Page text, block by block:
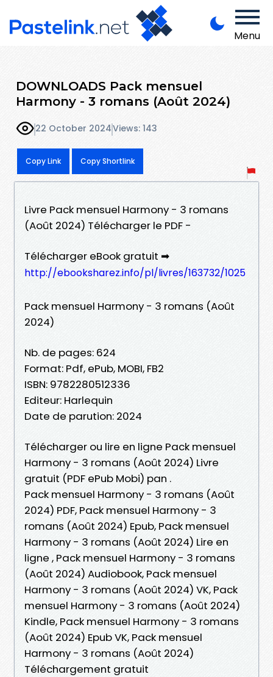
Menu
DOWNLOADS Pack mensuel
Harmony - 3 romans (Août 2024)
22 October 2024Views: 143
Copy Link Copy Shortlink
Livre Pack mensuel Harmony - 3 romans
(Août 2024) Télécharger le PDF -
Télécharger eBook gratuit ➡
http://ebooksharez.info/pl/livres/163732/1025
Pack mensuel Harmony - 3 romans (Août
2024)
Nb. de pages: 624
Format: Pdf, ePub, MOBI, FB2
ISBN: 9782280512336
Editeur: Harlequin
Date de parution: 2024
Télécharger ou lire en ligne Pack mensuel
Harmony - 3 romans (Août 2024) Livre
gratuit (PDF ePub Mobi) pan .
Pack mensuel Harmony - 3 romans (Août
2024) PDF, Pack mensuel Harmony - 3
romans (Août 2024) Epub, Pack mensuel
Harmony - 3 romans (Août 2024) Lire en
ligne , Pack mensuel Harmony - 3 romans
(Août 2024) Audiobook, Pack mensuel
Harmony - 3 romans (Août 2024) VK, Pack
mensuel Harmony - 3 romans (Août 2024)
Kindle, Pack mensuel Harmony - 3 romans
(Août 2024) Epub VK, Pack mensuel
Harmony - 3 romans (Août 2024)
Téléchargement gratuit